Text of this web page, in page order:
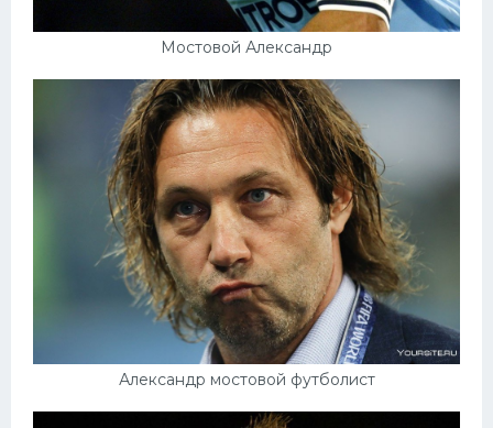
Мостовой Александр
Александр мостовой футболист